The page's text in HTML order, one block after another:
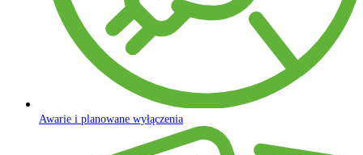
Awarie i planowane wyłączenia